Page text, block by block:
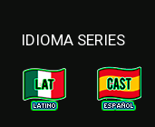
IDIOMA SERIES